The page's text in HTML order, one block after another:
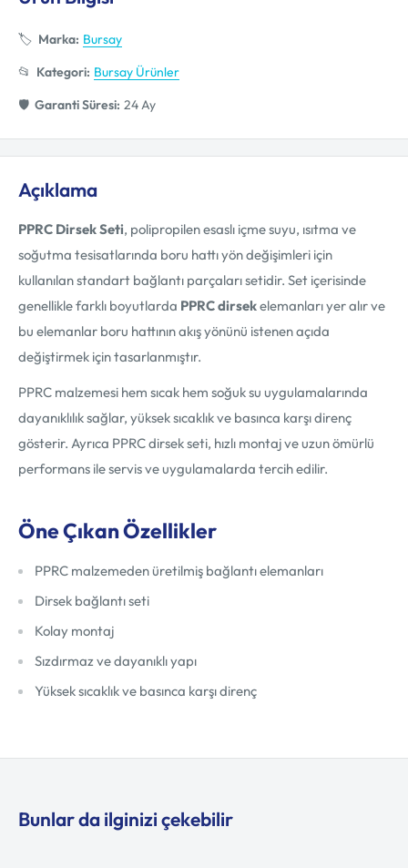
🏷️ Marka: Bursay
📂 Kategori: Bursay Ürünler
🛡️ Garanti Süresi: 24 Ay
Açıklama
PPRC Dirsek Seti, polipropilen esaslı içme suyu, ısıtma ve
soğutma tesisatlarında boru hattı yön değişimleri için
kullanılan standart bağlantı parçaları setidir. Set içerisinde
genellikle farklı boyutlarda PPRC dirsekelemanları yer alır ve
bu elemanlar boru hattının akış yönünü istenen açıda
değiştirmek için tasarlanmıştır.
PPRC malzemesi hem sıcak hem soğuk su uygulamalarında
dayanıklılık sağlar, yüksek sıcaklık ve basınca karşı direnç
gösterir. Ayrıca PPRC dirsek seti, hızlı montaj ve uzun ömürlü
performans ile servis ve uygulamalarda tercih edilir.
Öne Çıkan Özellikler
PPRC malzemeden üretilmiş bağlantı elemanları
Dirsek bağlantı seti
Kolay montaj
Sızdırmaz ve dayanıklı yapı
Yüksek sıcaklık ve basınca karşı direnç
Bunlar da ilginizi çekebilir